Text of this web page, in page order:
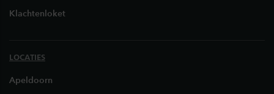
Klachtenloket
LOCATIES
Apeldoorn